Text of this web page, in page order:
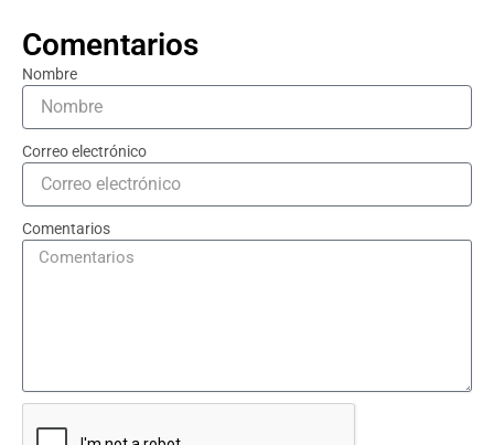
Comentarios
Nombre
Correo electrónico
Comentarios